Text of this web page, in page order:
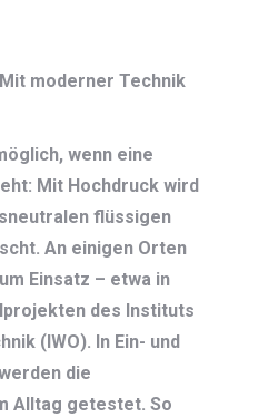
moderner Technik
wenn eine
Mit Hochdruck wird
flüssigen
An einigen Orten
Einsatz – etwa in
des Instituts
(IWO). In Ein- und
die
Alltag getestet. So